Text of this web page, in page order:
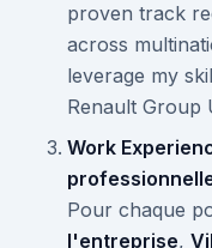
proven track
across
leverage my
Renault Group
Work
Pour chaque
l'entreprise,